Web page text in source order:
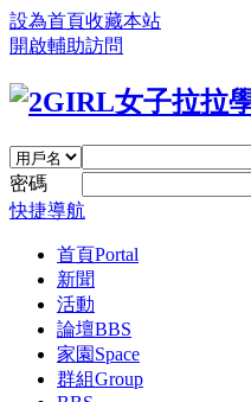
設為首頁收藏本站
開啟輔助訪問
密碼
快捷導航
首頁Portal
新聞
活動
論壇BBS
家園 Space
群組Group